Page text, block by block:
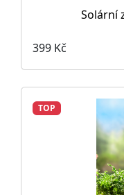
Solární
399 Kč
TOP